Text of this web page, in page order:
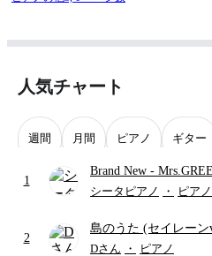
人気チャート
週間 月間 ピアノ ギター
1
Brand New -
APPLE
シータピアノ ・ ピアノ
2
島のうた (セイレーン
セイレーン(CV.鈴木み
Dさん ・ ピアノ